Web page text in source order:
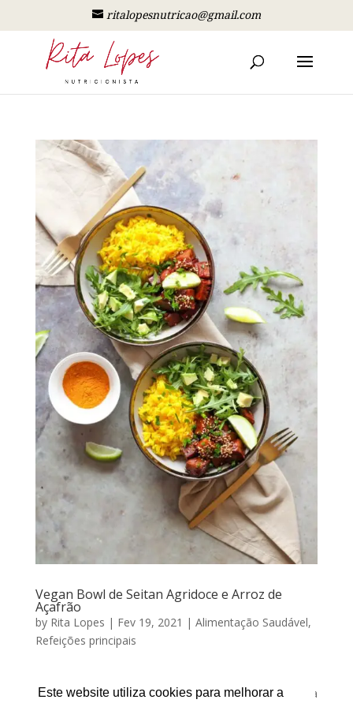
Este website utiliza cookies para melhorar a
ritalopesnutricao@gmail.com
Vegan Bowl de Seitan Agridoce e Arroz de
Açafrão
by Rita Lopes | Fev 19, 2021 | Alimentação Saudável,
Refeições principais
AÇAFRÃO Por RITA LOPES | Fevereiro 19, 2021 É cada